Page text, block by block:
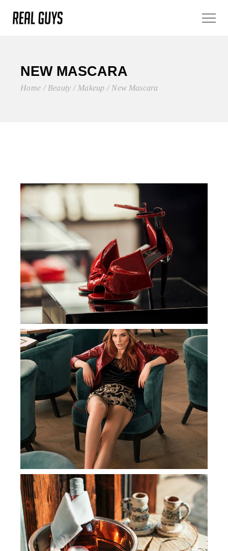
NEW MASCARA
Home Beauty Makeup New Mascara